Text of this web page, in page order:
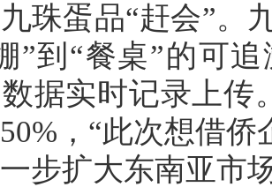
珠蛋品“赶会”。
”到“餐桌”的可
据实时记录上传
，“此次想借侨
步扩大东南亚市